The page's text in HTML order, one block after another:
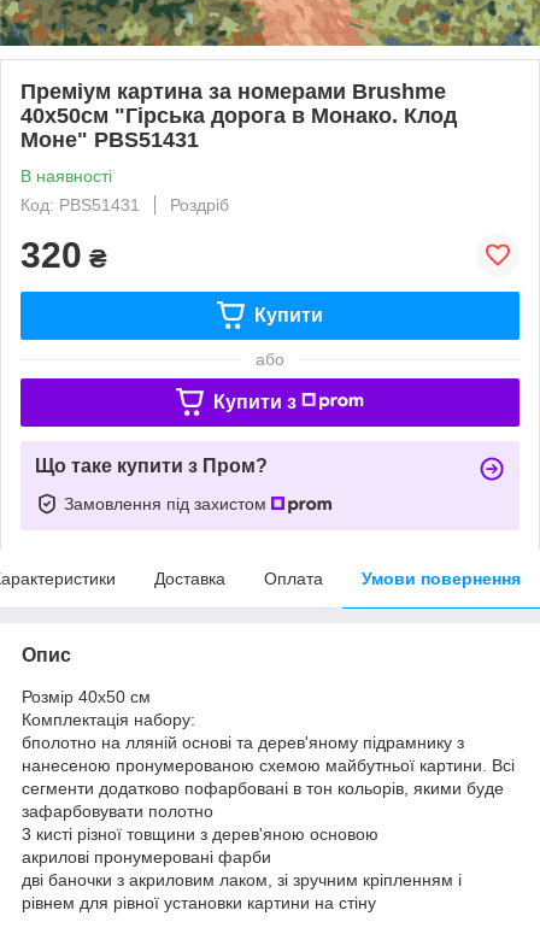
Преміум картина за номерами Brushme
40x50см "Гірська дорога в Монако. Клод
Моне" PBS51431
В наявності
Код: PBS51431
Роздріб
320 ₴
Купити
або
Купити з
Що таке купити з Пром?
Замовлення під захистом
Доставка Оплата Умови повернення
Опис
Розмір 40x50 см
Комплектація набору:
бполотно на лляній основі та дерев'яному підрамнику з
нанесеною пронумерованою схемою майбутньої картини. Всі
сегменти додатково пофарбовані в тон кольорів, якими буде
зафарбовувати полотно
3 кисті різної товщини з дерев'яною основою
акрилові пронумеровані фарби
дві баночки з акриловим лаком, зі зручним кріпленням і
рівнем для рівної установки картини на стіну